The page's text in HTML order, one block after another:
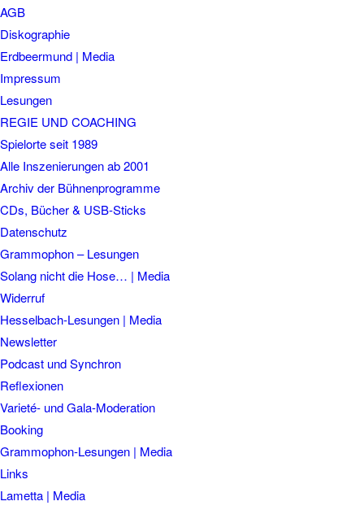
AGB
Diskographie
Erdbeermund | Media
Impressum
Lesungen
REGIE UND COACHING
Spielorte seit 1989
Alle Inszenierungen ab 2001
Archiv der Bühnenprogramme
CDs, Bücher & USB-Sticks
Datenschutz
Grammophon – Lesungen
Solang nicht die Hose… | Media
Widerruf
Hesselbach-Lesungen | Media
Newsletter
Podcast und Synchron
Reflexionen
Varieté- und Gala-Moderation
Booking
Grammophon-Lesungen | Media
Links
Lametta | Media